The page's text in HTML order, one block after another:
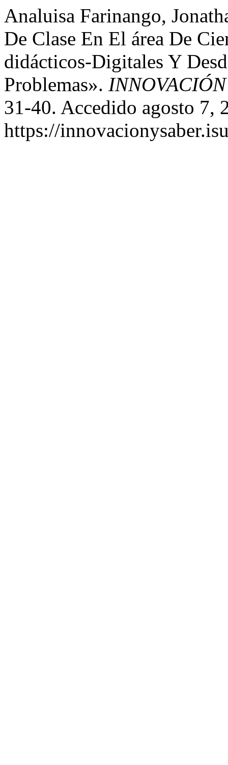
Analuisa Farinango,
De Clase En El área De
didácticos-Digitales Y
Problemas».
31-40. Accedido agosto 7,
https://